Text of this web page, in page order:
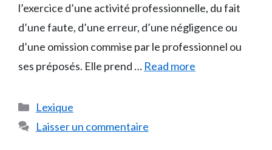
l’exercice d’une activité professionnelle, du fait
d’une faute, d’une erreur, d’une négligence ou
d’une omission commise par le professionnel ou
ses préposés. Elle prend … Read more
Catégories
Lexique
Laisser un commentaire